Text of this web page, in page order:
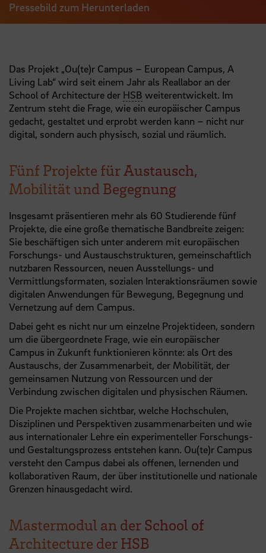
Pressebild zum Herunterladen
Das Projekt „Ou(te)r Campus – European Campus, A
Living Lab“ wird seit einem Jahr als Reallabor an der
School of Architecture der HSB weiterentwickelt. Im
Zentrum steht die Frage, wie ein europäischer Campus
gedacht, gestaltet und erprobt werden kann – nicht nur
digital, sondern auch physisch, sozial und räumlich.
Fünf Projekte für Austausch,
Mobilität und Begegnung
Insgesamt präsentieren mehr als 60 Studierende fünf
Projekte, die eine große thematische Bandbreite zeigen:
Sie beschäftigen sich unter anderem mit europäischen
Forschungs- und Austauschstrukturen, gemeinschaftlich
nutzbaren Ressourcen, neuen Ausstellungs- und
Vermittlungsformaten, sozialen Interaktionsräumen sowie
digitalen Anwendungen für Bewegung, Begegnung und
Vernetzung auf dem Campus.
Dabei geht es nicht nur um einzelne Projektideen, sondern
um die übergeordnete Frage, wie ein europäischer
Campus in Zukunft funktionieren könnte: als Ort des
Austauschs, der Zusammenarbeit, der Mobilität, der
gemeinsamen Nutzung von Ressourcen und der
Verbindung zwischen digitalen und physischen Räumen.
Die Projekte machen sichtbar, welche Hochschulen,
Disziplinen und Perspektiven zusammenarbeiten und wie
aus internationaler Lehre ein experimenteller Forschungs-
und Gestaltungsprozess entstehen kann. Ou(te)r Campus
versteht den Campus dabei als offenen, lernenden und
kollaborativen Raum, der über institutionelle und nationale
Grenzen hinausgedacht wird.
Mastermodul an der School of
Architecture der HSB